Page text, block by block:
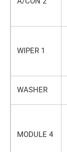
WIPER 1
WASHER
MODULE 4